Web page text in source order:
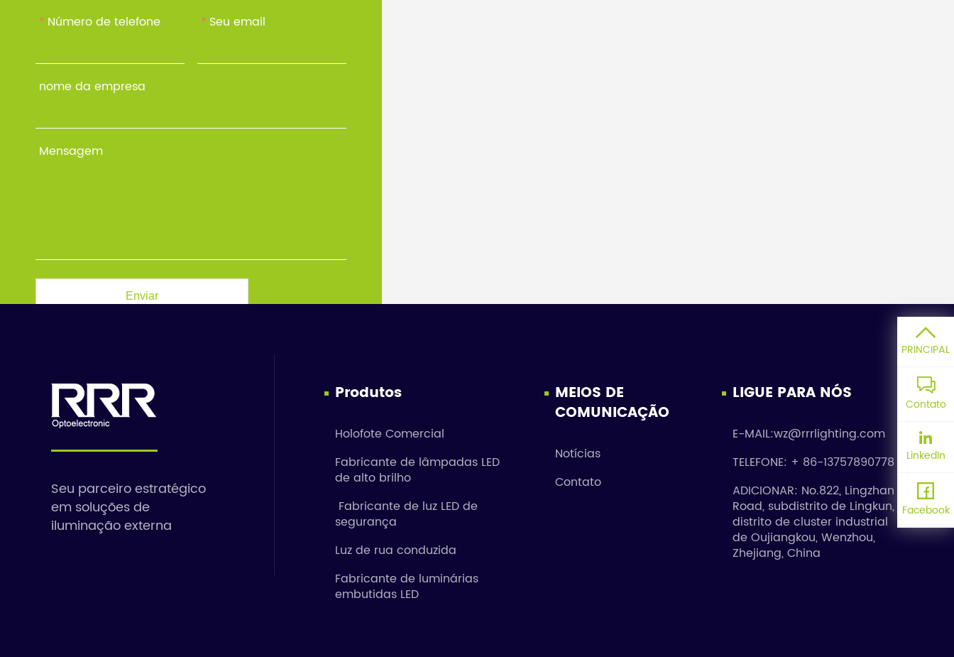
* Número de telefone * Seu email
nome da empresa
Mensagem
Enviar
Seu parceiro estratégico
em soluções de
iluminação externa
Produtos
Holofote Comercial
Fabricante de lâmpadas LED
de alto brilho
Fabricante de luz LED de
segurança
Luz de rua conduzida
Fabricante de luminárias
embutidas LED
MEIOS DE
COMUNICAÇÃO
Notícias
Contato
LIGUE PARA NÓS
E-MAIL:wz@rrrlighting.com
TELEFONE: + 86-13757890778
ADICIONAR: No.822, Lingzhan
Road, subdistrito de Lingkun,
distrito de cluster industrial
de Oujiangkou, Wenzhou,
Zhejiang, China
PRINCIPAL
Contato
LinkedIn
Facebook